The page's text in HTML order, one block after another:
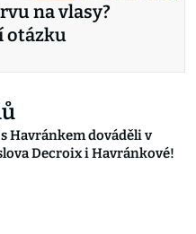
na vlasy?
otázku
Havránkem dováděli v
Decroix i Havránkové!